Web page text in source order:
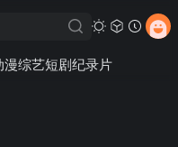
漫综艺短剧纪录片